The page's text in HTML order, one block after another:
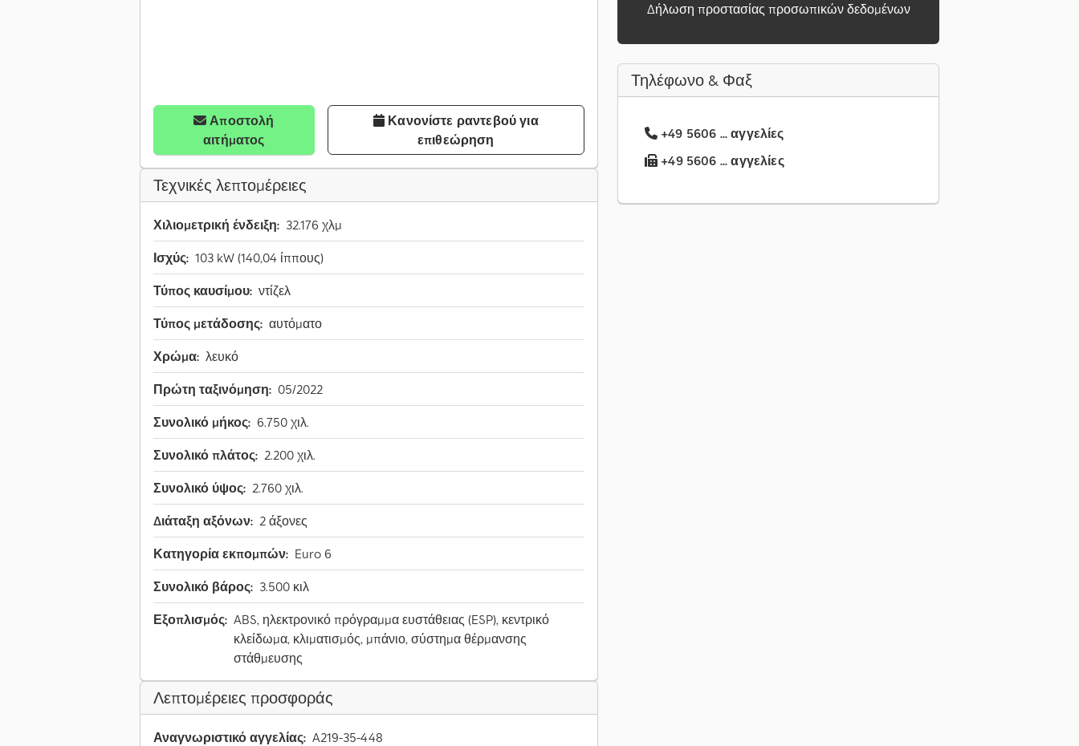
Αποστολή
αιτήματος
επιθεώρηση
Τεχνικές λεπτομέρειες
Χιλιομετρική ένδειξη: 32.176 χλμ
Ισχύς: 103 kW (140,04 ίππους)
Τύπος καυσίμου: ντίζελ
Τύπος μετάδοσης: αυτόματο
Χρώμα: λευκό
Πρώτη ταξινόμηση: 05/2022
Συνολικό μήκος: 6.750 χιλ.
Συνολικό πλάτος: 2.200 χιλ.
Συνολικό ύψος: 2.760 χιλ.
Διάταξη αξόνων: 2 άξονες
Κατηγορία εκπομπών: Euro 6
Συνολικό βάρος: 3.500 κιλ
Εξοπλισμός: ABS, ηλεκτρονικό πρόγραμμα ευστάθειας (ESP), κεντρικό
κλείδωμα, κλιματισμός, μπάνιο, σύστημα θέρμανσης
στάθμευσης
Λεπτομέρειες προσφοράς
Αναγνωριστικό αγγελίας: A219-35-448
Δήλωση προστασίας προσωπικών δεδομένων
Τηλέφωνο & Φαξ
+49 5606 ... αγγελίες
+49 5606 ... αγγελίες